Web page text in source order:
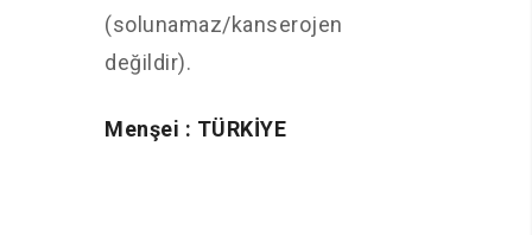
(solunamaz/kanserojen
değildir).
Menşei : TÜRKİYE